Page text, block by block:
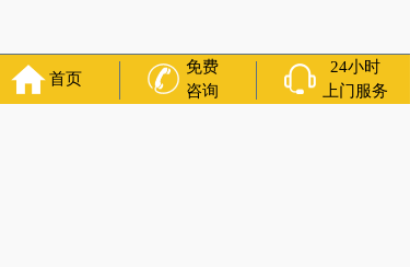
首页
免费
咨询
24小时
上门服务